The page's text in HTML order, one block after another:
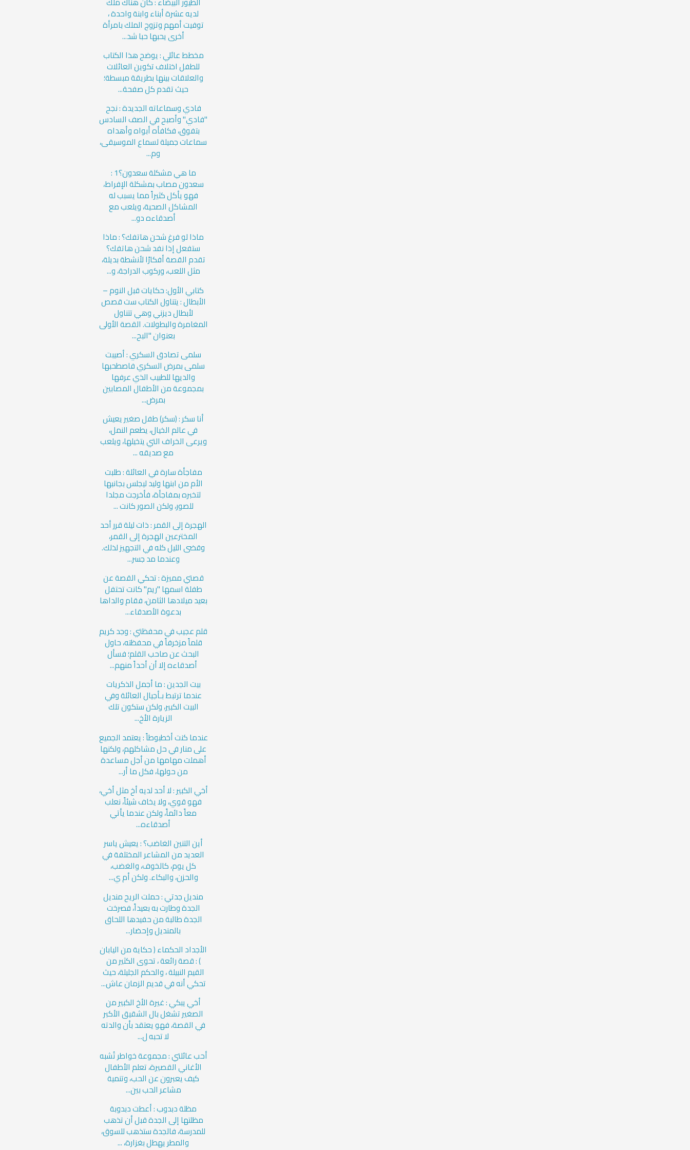
لديه عشرة أبناء وابنة واحدة ،
توفيت أمهم وتزوج الملك بامرأة
أخرى يحبها حبا شد...
مخطط عائلي : يوضح هذا الكتاب
للطفل اختلاف تكوين العائلات
والعلاقات بينها بطريقة مبسطة؛
حيث تقدم كل صفحة...
فادي وسماعاته الجديدة : نجح
"فادي" وأصبح في الصف السادس
بتفوق، فكافأه أبواه وأهداه
سماعات جميلة لسماع الموسيقى،
وم...
ما هي مشكلة سعدون؟1 :
سعدون مصاب بمشكلة الإفراط،
فهو يأكل كثيراً مما يسبب له
المشاكل الصحية، ويلعب مع
أصدقاءه دو...
ماذا لو فرغ شحن هاتفك؟ : ماذا
ستفعل إذا نفد شحن هاتفك؟
تقدم القصة أفكارًا لأنشطة بديلة،
مثل اللعب، وركوب الدراجة، و...
كتابي الأول: حكايات قبل النوم –
الأبطال : يتناول الكتاب ست قصص
لأبطال ديزني وهي تتناول
المغامرة والبطولات. القصة الأولى
بعنوان "البح...
سلمى تصادق السكري : أصيبت
سلمى بمرض السكري فاصطحبها
والديها للطبيب الذي عرفها
بمجموعة من الأطفال المصابين
بمرض...
أنا سكر : (سكر) طفل صغير يعيش
في عالم الخيال، يطعم النمل،
ويرعى الخراف التي يتخيلها، ويلعب
مع صديقه ...
مفاجأة سارة في العائلة : طلبت
الأم من ابنها وليد ليجلس بجانبها
لتخبره بمفاجأة، فأخرجت مجلدا
للصور، ولكن الصور كانت ...
الهجرة إلى القمر : ذات ليلة قرر أحد
المخترعين الهجرة إلى القمر،
وقضى الليل كله في التجهيز لذلك.
وعندما مد جسر...
قصتي مميزة : تحكي القصة عن
طفلة اسمها "ريم" كانت تحتفل
بعيد ميلادها الثامن، فقام والداها
بدعوة الأصدقاء...
قلم عجيب في محفظتي : وجد كريم
قلماً مزخرفاً في محفظته، حاول
البحث عن صاحب القلم؛ فسأل
أصدقاءه إلا أن أحداً منهم...
بيت الجدين : ما أجمل الذكريات
عندما ترتبط بـأجيال العائلة وفي
البيت الكبير، ولكن ستكون تلك
الزيارة الأخ...
عندما كنت أخطبوطاً : يعتمد الجميع
على منار في حل مشاكلهم، ولكنها
أهملت مهامها من أجل مساعدة
من حولها، فكل ما أر...
أخي الكبير : لا أحد لديه أخ مثل أخي،
فهو قوي، ولا يخاف شيئاً، نعلب
معاً دائماً، ولكن عندما يأتي
أصدقاءه...
أين التنين الغاضب؟ : يعيش ياسر
العديد من المشاعر المختلفة في
كل يوم، كالخوف، والغضب،
والحزن، والبكاء. ولكن أم ي...
منديل جدتي : حملت الريح منديل
الجدة وطارت به بعيداً، فصرخت
الجدة طالبة من حفيدها اللحاق
بالمنديل وإحضار...
الأجداد الحكماء ( حكاية من اليابان
) : قصة رائعة ، تحوى الكثير من
القيم النبيلة ، والحكم الجليلة، حيث
تحكي أنه في قديم الزمان عاش...
أخي يبكي : غيرة الأخ الكبير من
الصغير تشغل بال الشقيق الأكبر
في القصة، فهو يعتقد بأن والدته
لا تحبه ل...
أحب عائلتي : مجموعة خواطر تُشبه
الأغاني القصيرة، تعلم الأطفال
كيف يعبرون عن الحب، وتنمية
مشاعر الحب بين...
مظلة دبدوب : أعطت دبدوبة
مظلتها إلى الجدة قبل أن تذهب
للمدرسة، فالجدة ستذهب للسوق،
والمطر يهطل بغزارة، ...